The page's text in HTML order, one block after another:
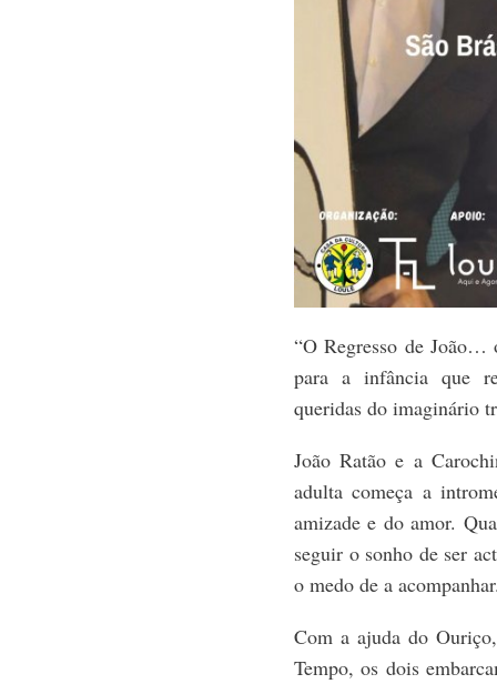
“O Regresso de João…
para a infância que
queridas do imaginário
João Ratão e a
adulta começa a
amizade e do amor.
seguir o sonho de ser
o medo de a
Com a ajuda do
Tempo, os dois